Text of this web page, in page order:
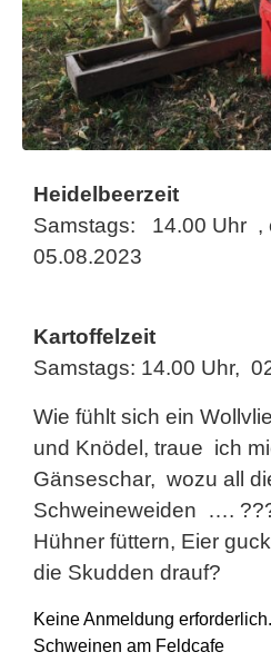
Heidelbeerzeit
Samstags: 14.00 Uhr ,
05.08.2023
Kartoffelzeit
Samstags: 14.00 Uhr,
Wie fühlt sich ein
und Knödel, traue ich
Gänseschar, wozu all
Schweineweiden ….
Hühner füttern, Eier
die Skudden drauf?
Keine Anmeldung
Schweinen am Feldcafe